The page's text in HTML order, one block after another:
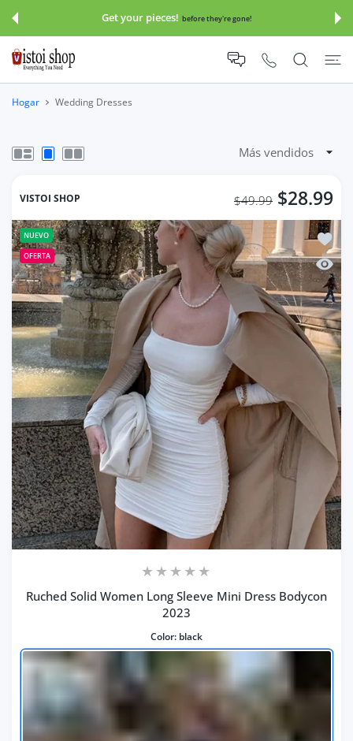
AL CONTENIDO Get your pieces! before they're gone!
Hogar Wedding Dresses
VISTOI SHOP $28.99
$49.99
NUEVO
OFERTA
Vista
Ruched Solid Women Long Sleeve Mini Dress Bodycon
2023
Color: black